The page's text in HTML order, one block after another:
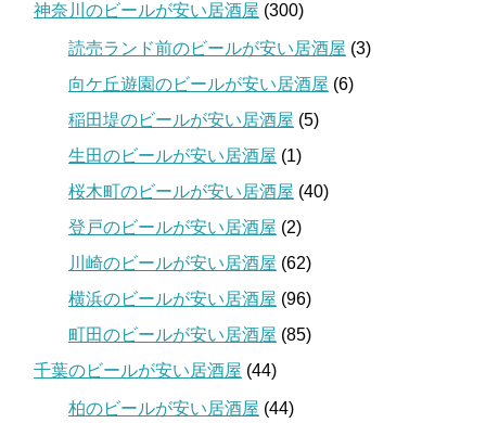
神奈川のビールが安い居酒屋 (300)
読売ランド前のビールが安い居酒屋 (3)
向ケ丘遊園のビールが安い居酒屋 (6)
稲田堤のビールが安い居酒屋 (5)
生田のビールが安い居酒屋 (1)
桜木町のビールが安い居酒屋 (40)
登戸のビールが安い居酒屋 (2)
川崎のビールが安い居酒屋 (62)
横浜のビールが安い居酒屋 (96)
町田のビールが安い居酒屋 (85)
千葉のビールが安い居酒屋 (44)
柏のビールが安い居酒屋 (44)